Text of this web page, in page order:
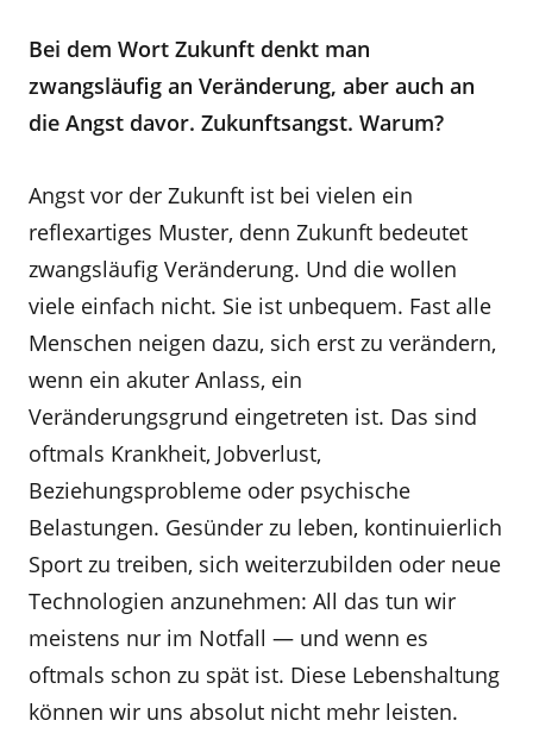
Bei dem Wort Zukunft denkt man
zwangsläufig an Veränderung, aber auch an
die Angst davor. Zukunftsangst. Warum?
Angst vor der Zukunft ist bei vielen ein
reflexartiges Muster, denn Zukunft bedeutet
zwangsläufig Veränderung. Und die wollen
viele einfach nicht. Sie ist unbequem. Fast alle
Menschen neigen dazu, sich erst zu verändern,
wenn ein akuter Anlass, ein
Veränderungsgrund eingetreten ist. Das sind
oftmals Krankheit, Jobverlust,
Beziehungsprobleme oder psychische
Belastungen. Gesünder zu leben, kontinuierlich
Sport zu treiben, sich weiterzubilden oder neue
Technologien anzunehmen: All das tun wir
meistens nur im Notfall — und wenn es
oftmals schon zu spät ist. Diese Lebenshaltung
können wir uns absolut nicht mehr leisten.